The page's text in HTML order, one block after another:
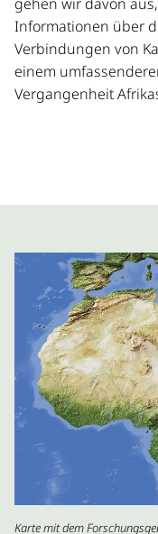
Informationen über
Verbindungen von
einem
Vergangenheit
Karte mit dem